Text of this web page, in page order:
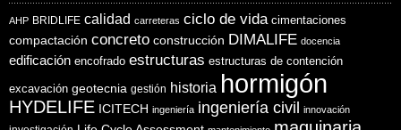
AHP BRIDLIFE calidad carreteras ciclo de vida cimentaciones
compactación concreto construcción DIMALIFE docencia
edificación encofrado estructuras estructuras de contención
excavación geotecnia gestión historia hormigón
HYDELIFE ICITECH ingeniería ingeniería civil innovación